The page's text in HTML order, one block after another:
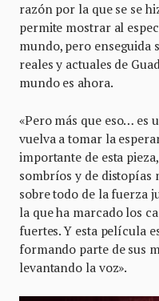
razón por la que se se
permite mostrar al
mundo, pero enseguida
reales y actuales de
mundo es ahora.
«Pero más que eso… es
vuelva a tomar la
importante de esta
sombríos y de distopías
sobre todo de la fuerza
la que ha marcado los
fuertes. Y esta película
formando parte de sus
levantando la voz».